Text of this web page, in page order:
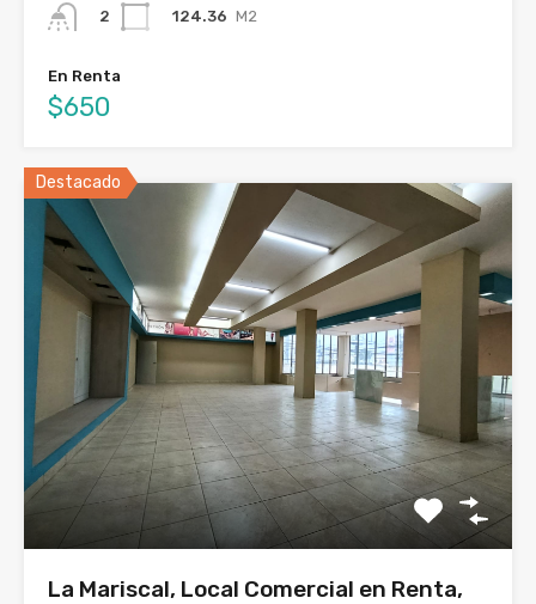
2 124.36 M2
En Renta
$650
Destacado
La Mariscal, Local Comercial en Renta,